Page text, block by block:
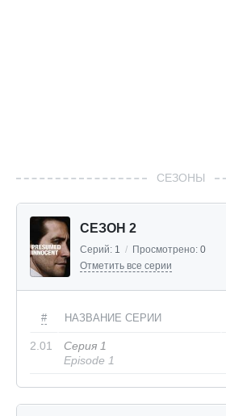
СЕЗОНЫ
СЕЗОН 2
Серий: 1 / Просмотрено: 0
Отметить все серии
# НАЗВАНИЕ СЕРИИ
2.01
Серия 1
Episode 1